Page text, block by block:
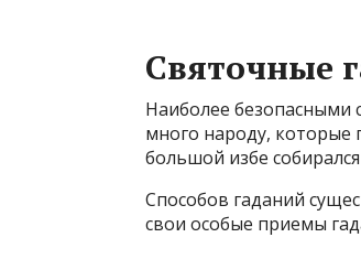
Святочные
Наиболее безопасными
много народу,
большой избе
Способов гаданий
свои особые приемы